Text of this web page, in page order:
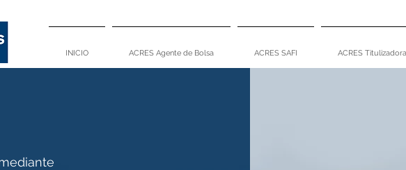
INICIO ACRES Agente de Bolsa ACRES SAFI ACRES Titulizadora